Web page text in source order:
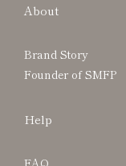
About
Brand Story
Founder of SMFP
Help
FAQ